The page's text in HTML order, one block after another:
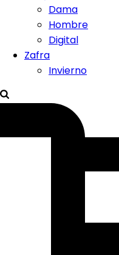
Dama
Hombre
Digital
Zafra
Invierno